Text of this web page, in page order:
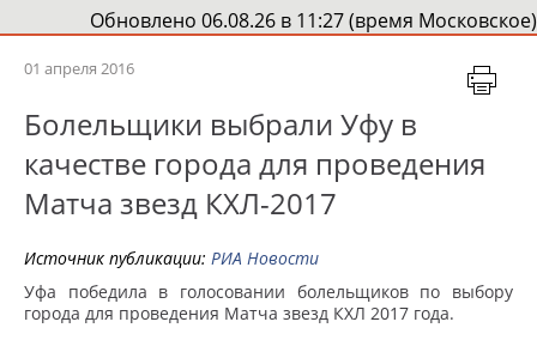
Обновлено 06.08.26 в 11:27 (время Московское)
01 апреля 2016
Болельщики выбрали Уфу в
качестве города для проведения
Матча звезд КХЛ-2017
Источник публикации: РИА Новости
Уфа победила в голосовании болельщиков по выбору
города для проведения Матча звезд КХЛ 2017 года.